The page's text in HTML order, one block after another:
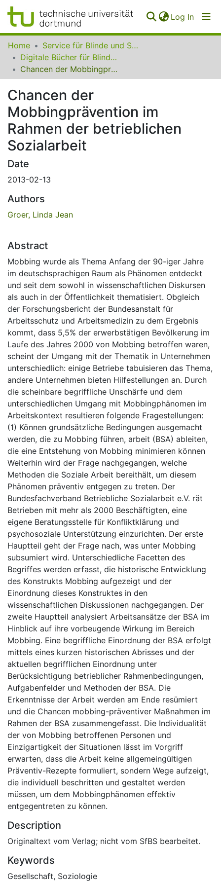
Log In
Communities
Collections
FAQ
Home
Service für Blinde und Sehbehinderte der UB Dortmund
Digitale Bücher für Blinde und Sehbehinderte
Chancen der Mobbingprävention im Rahmen der betrieblichen Sozialarbeit
Chancen der
Mobbingprävention im
Rahmen der betrieblichen
Sozialarbeit
Date
2013-02-13
Authors
Groer, Linda Jean
Abstract
Mobbing wurde als Thema Anfang der 90-iger Jahre
im deutschsprachigen Raum als Phänomen entdeckt
und seit dem sowohl in wissenschaftlichen Diskursen
als auch in der Öffentlichkeit thematisiert. Obgleich
der Forschungsbericht der Bundesanstalt für
Arbeitsschutz und Arbeitsmedizin zu dem Ergebnis
kommt, dass 5,5% der erwerbstätigen Bevölkerung im
Laufe des Jahres 2000 von Mobbing betroffen waren,
scheint der Umgang mit der Thematik in Unternehmen
unterschiedlich: einige Betriebe tabuisieren das Thema,
andere Unternehmen bieten Hilfestellungen an. Durch
die scheinbare begriffliche Unschärfe und dem
unterschiedlichen Umgang mit Mobbingphänomen im
Arbeitskontext resultieren folgende Fragestellungen:
(1) Können grundsätzliche Bedingungen ausgemacht
werden, die zu Mobbing führen, arbeit (BSA) ableiten,
die eine Entstehung von Mobbing minimieren können
Weiterhin wird der Frage nachgegangen, welche
Methoden die Soziale Arbeit bereithält, um diesem
Phänomen präventiv entgegen zu treten. Der
Bundesfachverband Betriebliche Sozialarbeit e.V. rät
Betrieben mit mehr als 2000 Beschäftigten, eine
eigene Beratungsstelle für Konfliktklärung und
psychosoziale Unterstützung einzurichten. Der erste
Hauptteil geht der Frage nach, was unter Mobbing
subsumiert wird. Unterschiedliche Facetten des
Begriffes werden erfasst, die historische Entwicklung
des Konstrukts Mobbing aufgezeigt und der
Einordnung dieses Konstruktes in den
wissenschaftlichen Diskussionen nachgegangen. Der
zweite Hauptteil analysiert Arbeitsansätze der BSA im
Hinblick auf ihre vorbeugende Wirkung im Bereich
Mobbing. Eine begriffliche Einordnung der BSA erfolgt
mittels eines kurzen historischen Abrisses und der
aktuellen begrifflichen Einordnung unter
Berücksichtigung betrieblicher Rahmenbedingungen,
Aufgabenfelder und Methoden der BSA. Die
Erkenntnisse der Arbeit werden am Ende resümiert
und die Chancen mobbing-präventiver Maßnahmen im
Rahmen der BSA zusammengefasst. Die Individualität
der von Mobbing betroffenen Personen und
Einzigartigkeit der Situationen lässt im Vorgriff
erwarten, dass die Arbeit keine allgemeingültigen
Präventiv-Rezepte formuliert, sondern Wege aufzeigt,
die individuell beschritten und gestaltet werden
müssen, um dem Mobbingphänomen effektiv
entgegentreten zu können.
Description
Originaltext vom Verlag; nicht vom SfBS bearbeitet.
Keywords
Gesellschaft, Soziologie